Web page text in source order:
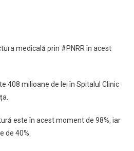
medicală prin #PNRR în acest
408 milioane de lei în Spitalul Clinic
este în acest moment de 98%, iar
de 40%.